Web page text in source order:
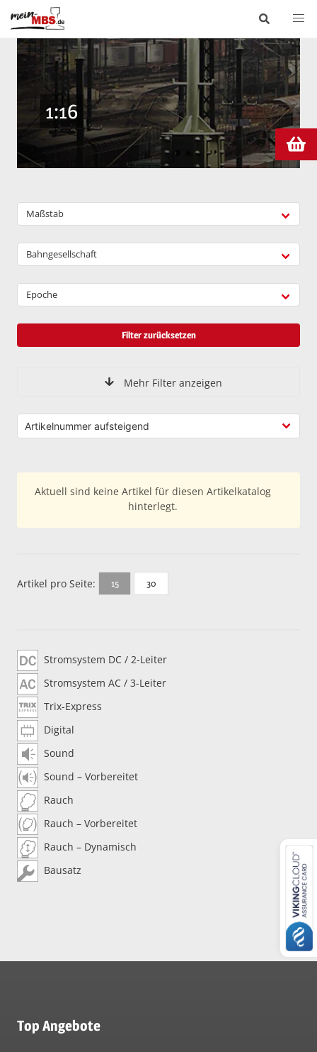
1:16
Maßstab
Bahngesellschaft
Epoche
Filter zurücksetzen
Mehr Filter anzeigen
Aktuell sind keine Artikel für diesen Artikelkatalog
hinterlegt.
Artikel pro Seite: 15 30
Stromsystem DC / 2-Leiter
Stromsystem AC / 3-Leiter
Trix-Express
Digital
Sound
Sound – Vorbereitet
Rauch
Rauch – Vorbereitet
Rauch – Dynamisch
Bausatz
Top Angebote